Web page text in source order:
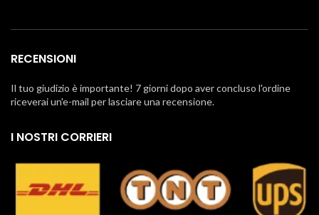
RECENSIONI
Il tuo giudizio è importante! 7 giorni dopo aver concluso l'ordine
riceverai un'e-mail per lasciare una recensione.
I NOSTRI CORRIERI